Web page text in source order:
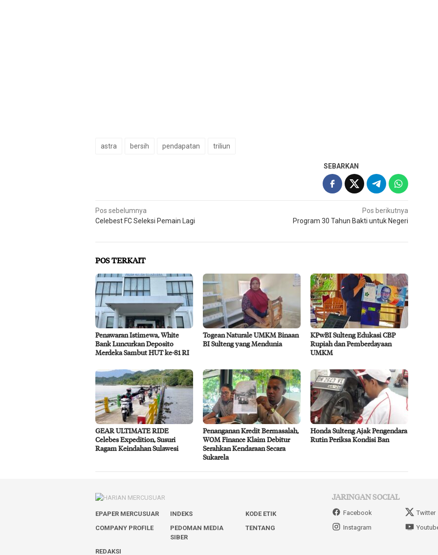
astra bersih pendapatan triliun
SEBARKAN
Navigasi
pos
Pos sebelumnya
Celebest FC Seleksi Pemain Lagi
Pos berikutnya
Program 30 Tahun Bakti untuk Negeri
POS TERKAIT
Penawaran Istimewa, White
Bank Luncurkan Deposito
Merdeka Sambut HUT ke-81 RI
Togean Naturale UMKM Binaan
BI Sulteng yang Mendunia
KPwBI Sulteng Edukasi CBP
Rupiah dan Pemberdayaan
UMKM
GEAR ULTIMATE RIDE
Celebes Expedition, Susuri
Ragam Keindahan Sulawesi
Penanganan Kredit Bermasalah,
WOM Finance Klaim Debitur
Serahkan Kendaraan Secara
Sukarela
Honda Sulteng Ajak Pengendara
Rutin Periksa Kondisi Ban
EPAPER MERCUSUAR INDEKS
KODE ETIK
COMPANY PROFILE
PEDOMAN MEDIA
SIBER
TENTANG
REDAKSI
JARINGAN SOCIAL
Facebook
Twitter
Instagram